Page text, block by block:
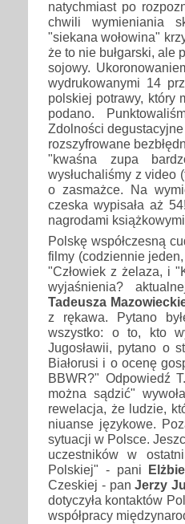
natychmiast po
chwili wymieniania
"siekana wołowina"
że to nie bułgarski, ale
sojowy.
wydrukowanymi 14
polskiej potrawy, który
podano.
Zdolności degustacyjne
rozszyfrowane
"kwaśna zupa
wysłuchaliśmy z video
o zasmażce. Na
czeska wypisała aż
nagrodami
Polskę współczesną
filmy (codziennie
"Człowiek z żelaza, i
wyjaśnienia?
Tadeusza
z rękawa. Pytano
wszystko: o to, kto
Jugosławii, pytano o
Białorusi i o ocenę
BBWR?" Odpowiedź
można sądzić"
rewelacja, że ludzie,
niuanse językowe.
sytuacji w Polsce.
uczestników w
Polskiej" - pani
Czeskiej - panJerzy
dotyczyła kontaktów
współpracy